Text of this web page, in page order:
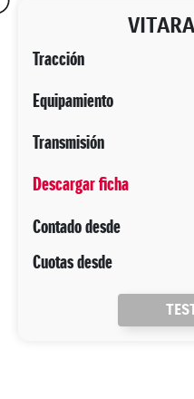
Tracción
Equipamiento
Transmisión
Descargar ficha
Contado desde
Cuotas desde